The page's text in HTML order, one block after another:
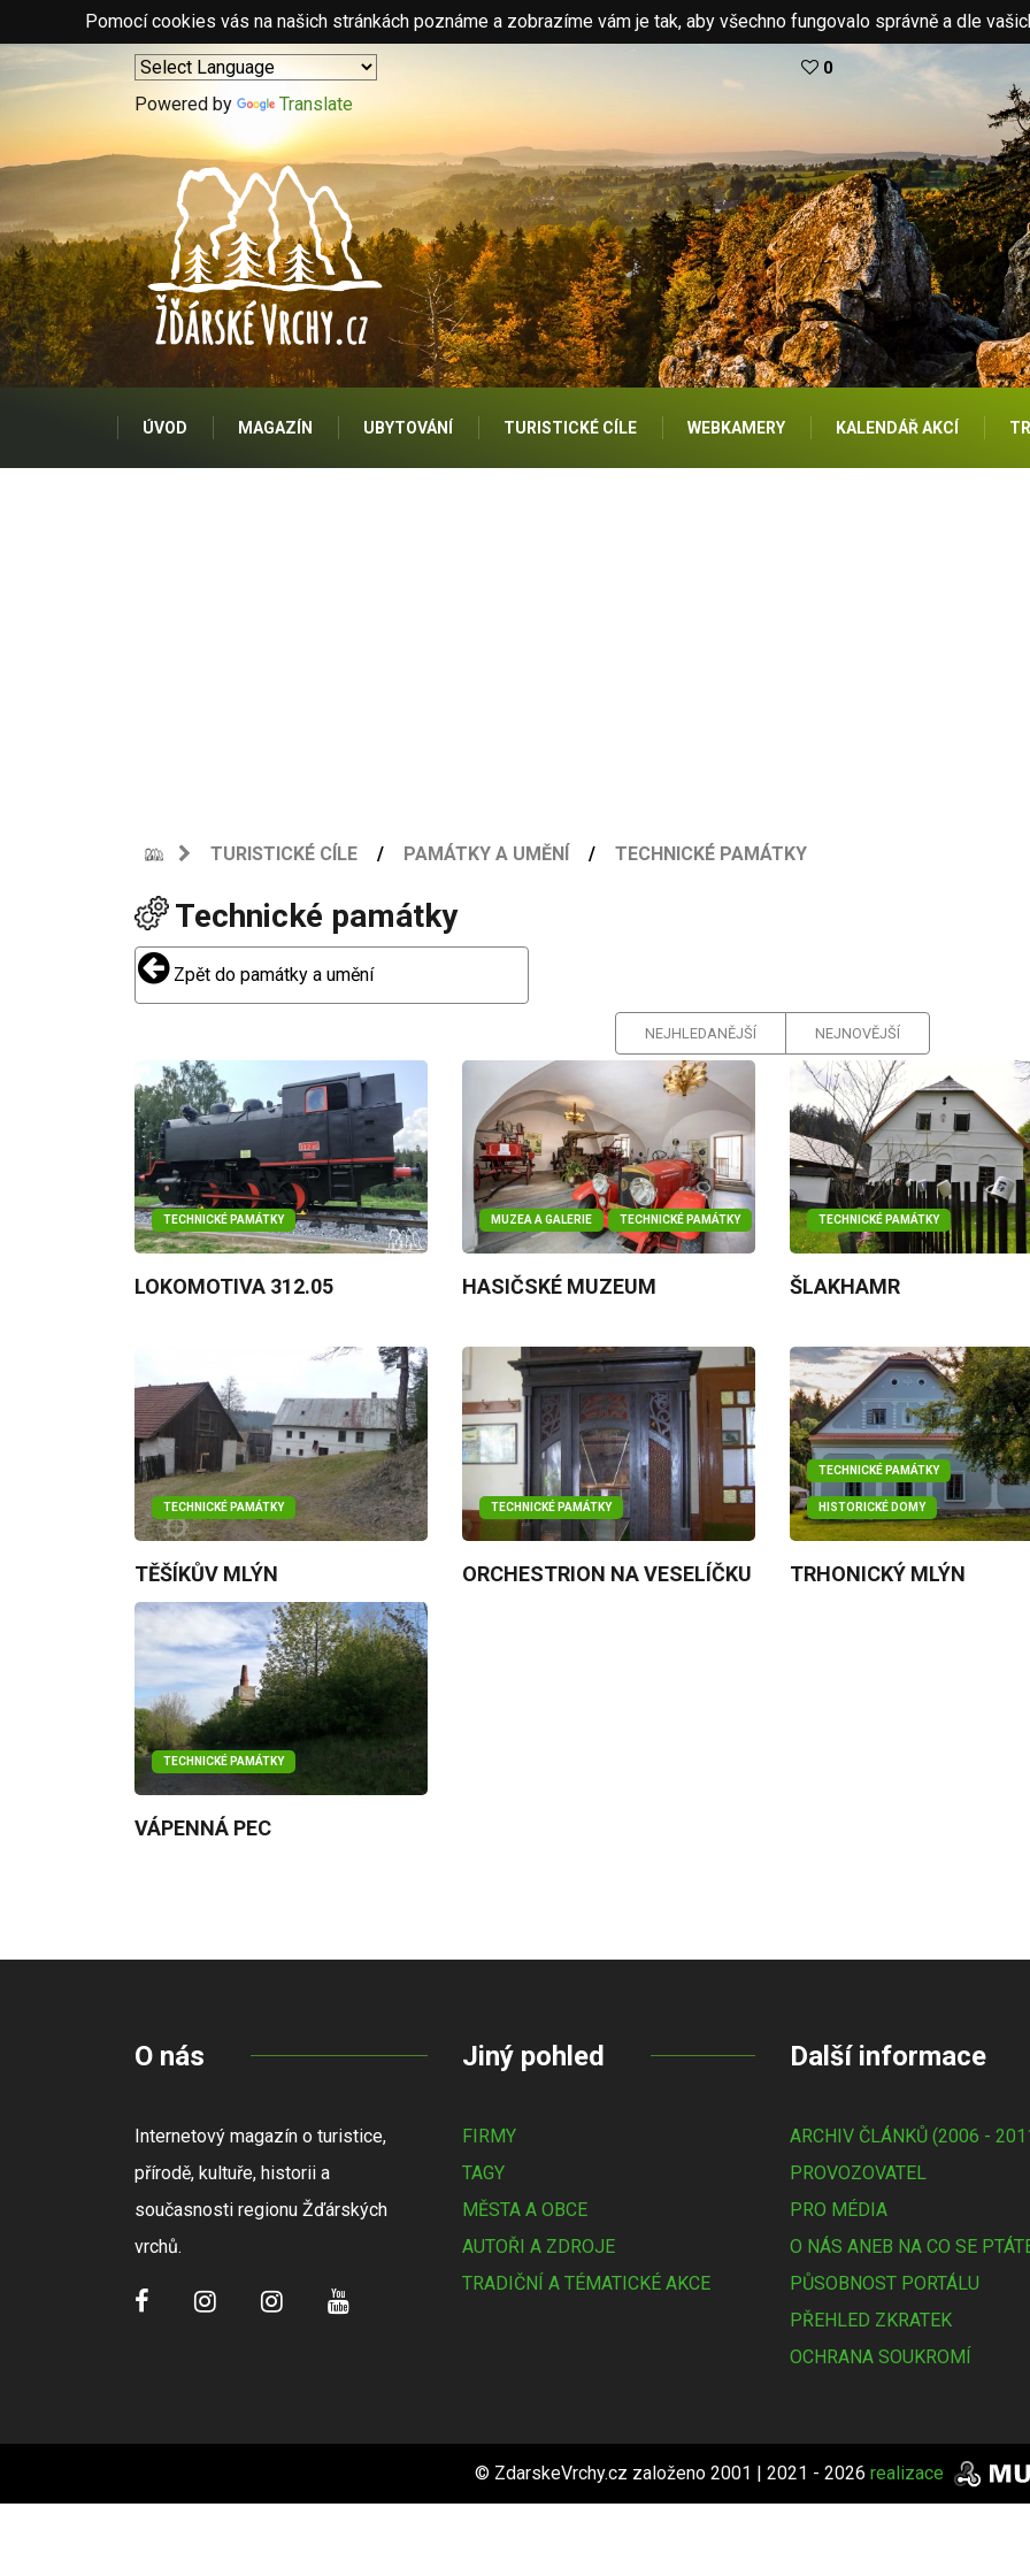
Pomocí cookies vás na našich stránkách poznáme a zobrazíme vám je tak, aby všechno fungovalo správně a dle
Powered by Translate
0
ÚVOD MAGAZÍN UBYTOVÁNÍ TURISTICKÉ CÍLE WEBKAMERY KALENDÁŘ AKCÍ
TURISTICKÉ CÍLE PAMÁTKY A UMĚNÍ TECHNICKÉ PAMÁTKY
Technické památky
Zpět do památky a umění
NEJHLEDANĚJŠÍ NEJNOVĚJŠÍ
TECHNICKÉ PAMÁTKY
LOKOMOTIVA 312.05
MUZEA A GALERIE TECHNICKÉ PAMÁTKY
HASIČSKÉ MUZEUM
TECHNICKÉ PAMÁTKY
ŠLAKHAMR
TECHNICKÉ PAMÁTKY
TĚŠÍKŮV MLÝN
TECHNICKÉ PAMÁTKY
ORCHESTRION NA VESELÍČKU
TECHNICKÉ PAMÁTKY
HISTORICKÉ DOMY
TRHONICKÝ MLÝN
TECHNICKÉ PAMÁTKY
VÁPENNÁ PEC
O nás
Internetový magazín o turistice,
přírodě, kultuře, historii a
současnosti regionu Žďárských
vrchů.
Jiný pohled
FIRMY
TAGY
MĚSTA A OBCE
AUTOŘI A ZDROJE
TRADIČNÍ A TÉMATICKÉ AKCE
Další informace
ARCHIV ČLÁNKŮ (2006 -
PROVOZOVATEL
PRO MÉDIA
O NÁS ANEB NA CO SE
PŮSOBNOST PORTÁLU
PŘEHLED ZKRATEK
OCHRANA SOUKROMÍ
© ZdarskeVrchy.cz založeno 2001 | 2021 - 2026 realizace